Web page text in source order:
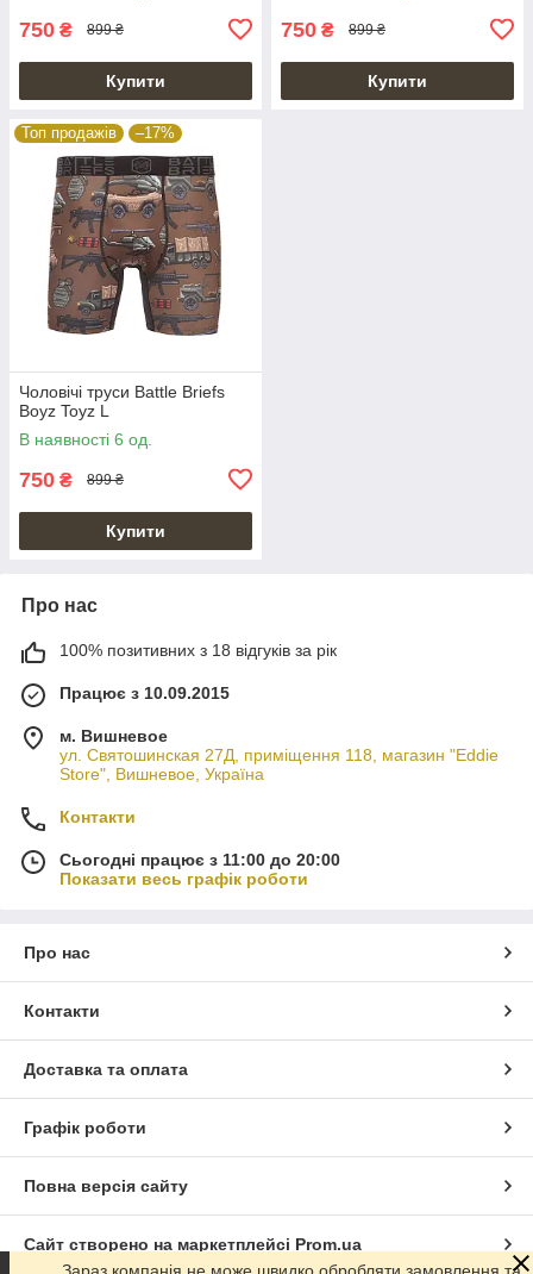
750 ₴ 899 ₴
Купити
750 ₴ 899 ₴
Купити
Топ продажів –17%
Чоловічі труси Battle Briefs
Boyz Toyz L
В наявності 6 од.
750 ₴ 899 ₴
Купити
Про нас
100% позитивних з 18 відгуків за рік
Працює з 10.09.2015
м. Вишневое
ул. Святошинская 27Д, приміщення 118, магазин "Eddie
Store", Вишневое, Україна
Контакти
Сьогодні працює з 11:00 до 20:00
Показати весь графік роботи
Про нас
Контакти
Доставка та оплата
Графік роботи
Повна версія сайту
Сайт створено на маркетплейсі Prom.ua